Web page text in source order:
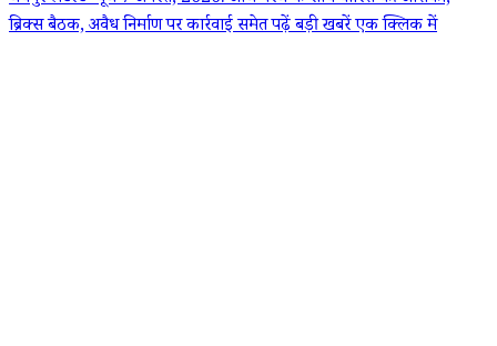
ब्रिक्स बैठक, अवैध निर्माण पर कार्रवाई समेत पढ़ें बड़ी खबरें एक क्लिक में